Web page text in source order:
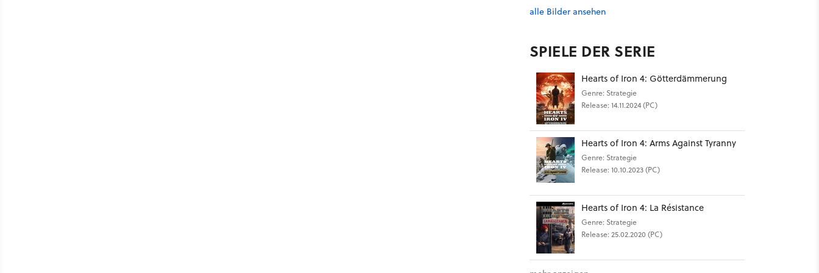
alle Bilder ansehen
SPIELE DER SERIE
Hearts of Iron 4: Götterdämmerung
Genre: Strategie
Release: 14.11.2024 (PC)
Hearts of Iron 4: Arms Against Tyranny
Genre: Strategie
Release: 10.10.2023 (PC)
Hearts of Iron 4: La Résistance
Genre: Strategie
Release: 25.02.2020 (PC)